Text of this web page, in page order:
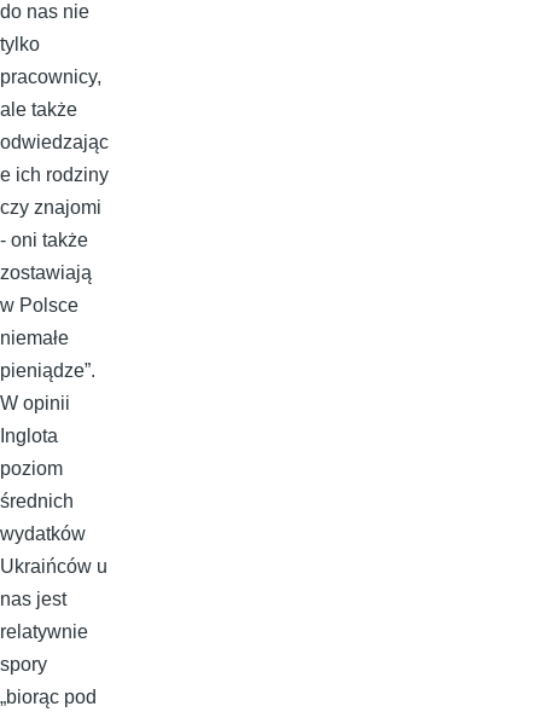
do nas nie
tylko
pracownicy,
ale także
odwiedzając
e ich rodziny
czy znajomi
- oni także
zostawiają
w Polsce
niemałe
pieniądze”.
W opinii
Inglota
poziom
średnich
wydatków
Ukraińców u
nas jest
relatywnie
spory
„biorąc pod